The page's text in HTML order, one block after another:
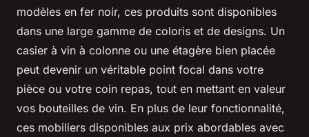
modèles en fer noir, ces produits sont disponibles
dans une large gamme de coloris et de designs. Un
casier à vin à colonne ou une étagère bien placée
peut devenir un véritable point focal dans votre
pièce ou votre coin repas, tout en mettant en valeur
vos bouteilles de vin. En plus de leur fonctionnalité,
ces mobiliers disponibles aux prix abordables avec